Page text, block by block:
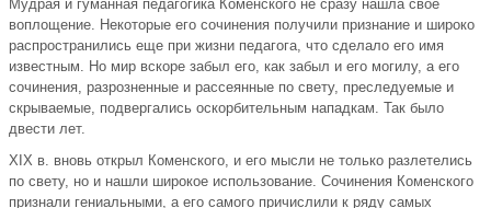
Мудрая и гуманная педагогика Коменского не сразу нашла свое
воплощение. Некоторые его сочинения получили признание и широко
распространились еще при жизни педагога, что сделало его имя
известным. Но мир вскоре забыл его, как забыл и его могилу, а его
сочинения, разрозненные и рассеянные по свету, преследуемые и
скрываемые, подвергались оскорбительным нападкам. Так было
двести лет.
XIX в. вновь открыл Коменского, и его мысли не только разлетелись
по свету, но и нашли широкое использование. Сочинения Коменского
признали гениальными, а его самого причислили к ряду самых